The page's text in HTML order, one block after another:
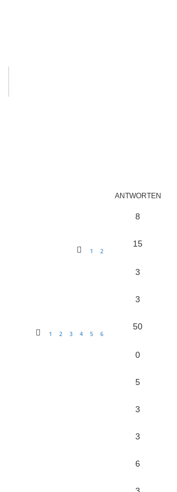
ANTWORTEN
8
1 2
15
3
3
1 2 3 4 5 6
50
0
5
3
3
6